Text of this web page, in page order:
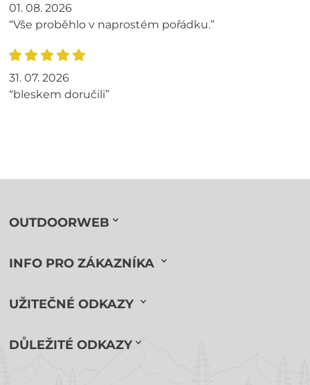
01. 08. 2026
“Vše proběhlo v naprostém pořádku.”
31. 07. 2026
“bleskem doručili”
OUTDOORWEB
INFO PRO ZÁKAZNÍKA
UŽITEČNÉ ODKAZY
DŮLEŽITÉ ODKAZY